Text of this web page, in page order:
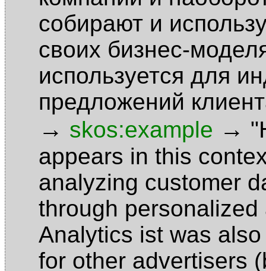
собирают и
своих бизнес-
используется для
предложений
→ skos:example →
appears in this
analyzing customer
through
Analytics ist was
for other advertisers